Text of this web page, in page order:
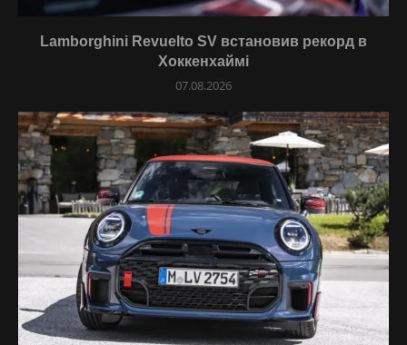
Lamborghini Revuelto SV встановив рекорд в
Хоккенхаймі
07.08.2026